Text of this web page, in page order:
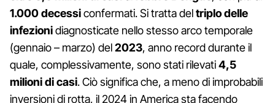
1.000 decessiconfermati. Si tratta deltriplo delle
infezionidiagnosticate nello stesso arco temporale
(gennaio – marzo) del2023, anno record durante il
quale, complessivamente, sono stati rilevati4,5
milioni di casi. Ciò significa che, a meno di improbabili
inversioni di rotta, il 2024 in America sta facendo